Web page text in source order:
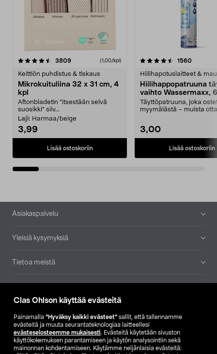
Clas Ohlson käyttää evästeitä
Painamalla ”Hyväksy kaikki evästeet” sallit, että tallennamme
evästeitä ja muuta seurantateknologiaa laitteellesi
evästeselosteemme mukaisesti. Evästeitä käytetään sivuston
käyttökokemuksen parantamiseen ja käytön analysointiin sekä
mainonnan kohdentamiseen. Käytämme neljänlaisia evästeitä:
3809arvostelut (1,00/kpl)
Keittiön puhdistus & tiskaus
Mikrokuituliina 32 x 31 cm, 4
kpl
Aftonbladetin "itsestään selvä
suosikki" siiv...
Laji: Harmaa/beige
3,99
Lisää ostoskoriin
4.5viidestä
1560
Hiilihapotuslaitteet &
Hiilihappopatruuna
vaihto Wassermaxx,
Täyttöpatruuna, joka
myymälästä – muista
3,00
Lisää ostoskoriin
4.5viidestä
Alatunniste
Asiakaspalvelu
Yleisiä kysymyksiä
Tietoa meistä
Etsi myymälä